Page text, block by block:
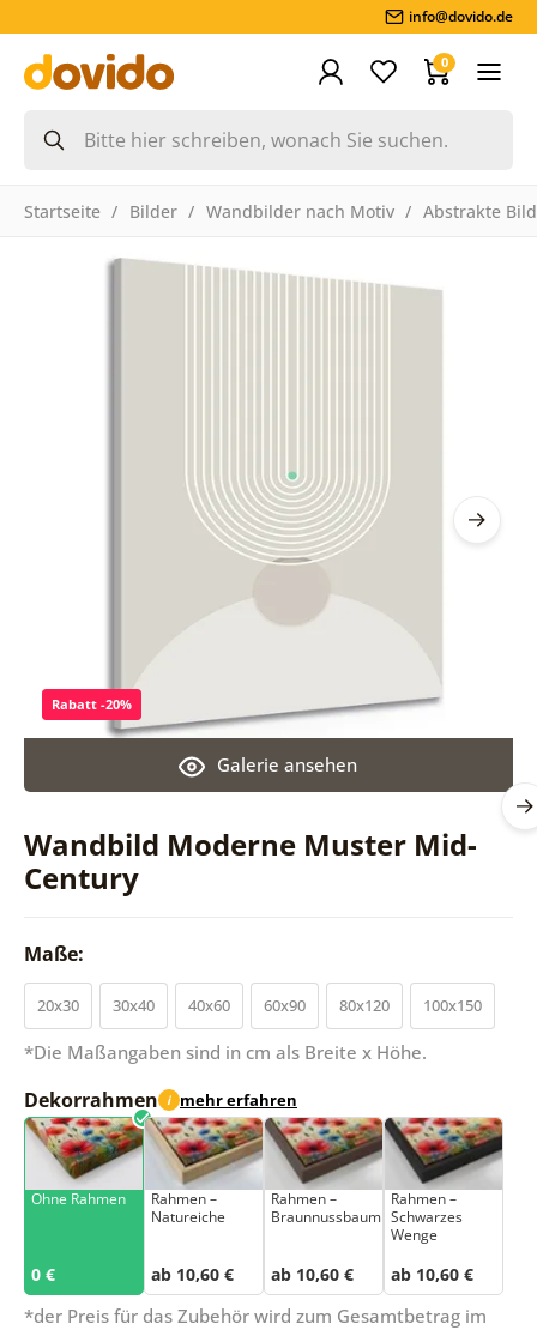
info@dovido.de
0
Startseite Bilder Wandbilder nach Motiv Abstrakte
Wandbild Moderne Muster Mid-
Century
Galerie ansehen
Rabatt -20%
Maße:
20x30 30x40 40x60 60x90 80x120 100x150
*Die Maßangaben sind in cm als Breite x Höhe.
Dekorrahmen i mehr erfahren
Ohne Rahmen
0 €
Rahmen –
Natureiche
ab 10,60 €
Rahmen –
Braunnussbaum
ab 10,60 €
Rahmen –
Schwarzes
Wenge
ab 10,60 €
*der Preis für das Zubehör wird zum Gesamtbetrag im